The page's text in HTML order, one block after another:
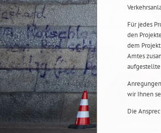
Für jedes
den
dem
Amtes
wir Ihnen
Die